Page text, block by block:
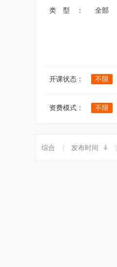
类 型 ： 全部
开课状态： 不限
资费模式： 不限
综合 发布时间